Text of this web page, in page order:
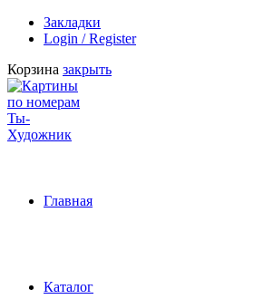
Закладки
Login / Register
Корзина закрыть
Главная
Каталог